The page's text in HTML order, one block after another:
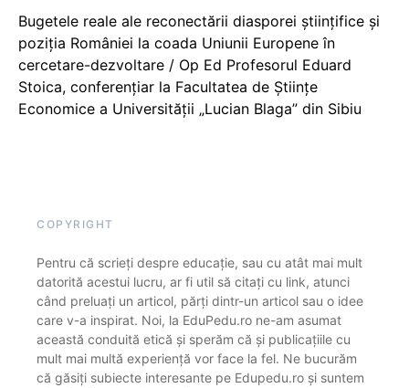
Bugetele reale ale reconectării diasporei științifice și
poziția României la coada Uniunii Europene în
cercetare-dezvoltare / Op Ed Profesorul Eduard
Stoica, conferențiar la Facultatea de Științe
Economice a Universității „Lucian Blaga” din Sibiu
COPYRIGHT
Pentru că scrieți despre educație, sau cu atât mai mult
datorită acestui lucru, ar fi util să citați cu link, atunci
când preluați un articol, părți dintr-un articol sau o idee
care v-a inspirat. Noi, la EduPedu.ro ne-am asumat
această conduită etică și sperăm că și publicațiile cu
mult mai multă experiență vor face la fel. Ne bucurăm
că găsiți subiecte interesante pe Edupedu.ro și suntem